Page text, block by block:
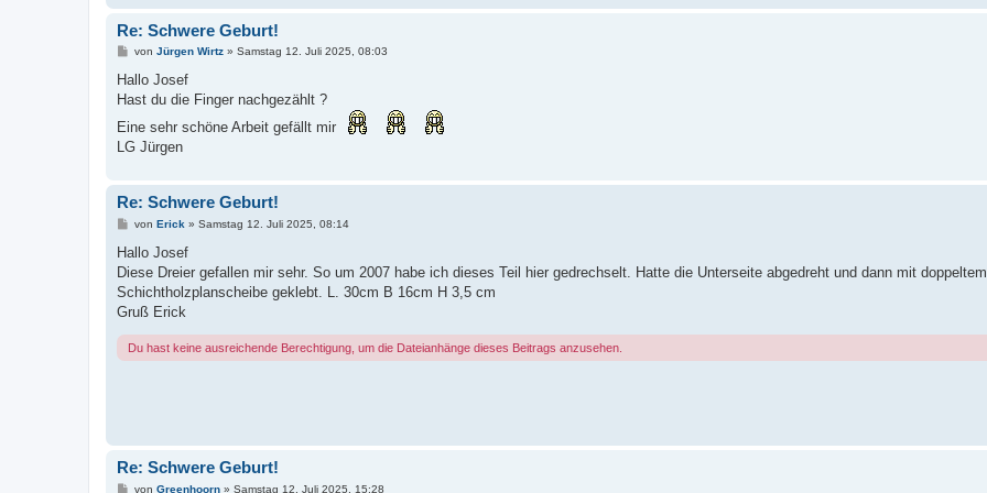
Re: Schwere Geburt!
B
i
r
g
von Jürgen Wirtz» Samstag 12. Juli 2025, 08:03
Hallo Josef
Hast du die Finger nachgezählt ?
Eine sehr schöne Arbeit gefällt mir
LG Jürgen
Re: Schwere Geburt!
B
i
r
a
von Erick » Samstag 12. Juli 2025, 08:14
Hallo Josef
Diese Dreier gefallen mir sehr. So um 2007 habe ich dieses Teil hier gedrechselt. Hatte die Unterseite abgedreht und dann mit
Schichtholzplanscheibe geklebt. L. 30cm B 16cm H 3,5 cm
Gruß Erick
Du hast keine ausreichende Berechtigung, um die Dateianhänge dieses Beitrags anzusehen.
Re: Schwere Geburt!
Bvon Greenhoorn» Samstag 12. Juli 2025, 15:28